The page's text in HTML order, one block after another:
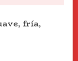
fría,